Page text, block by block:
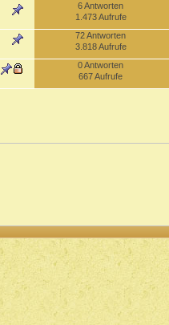
6 Antworten
1.473 Aufrufe
72 Antworten
3.818 Aufrufe
0 Antworten
667 Aufrufe